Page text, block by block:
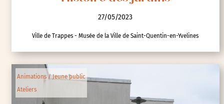
27/05/2023
Ville de Trappes - Musée de la Ville de Saint-Quentin-en-Yvelines
Animations / Jeune public
Ateliers